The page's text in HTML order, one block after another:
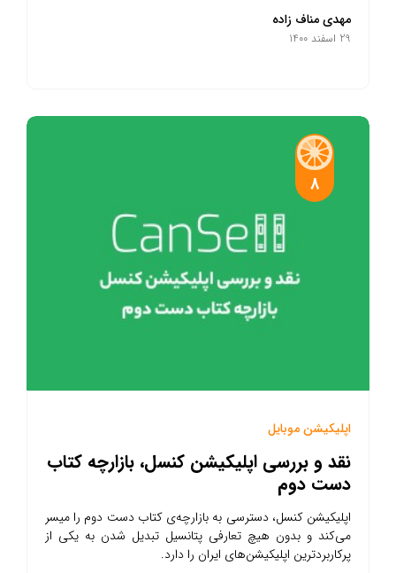
مهدی مناف زاده
29 اسفند 1400
8
اپلیکیشن موبایل
نقد و بررسی اپلیکیشن کنسل، بازارچه کتاب
دست دوم
اپلیکیشن کنسل، دسترسی به بازارچه‌ی کتاب دست دوم را میسر
می‌کند و بدون هیچ تعارفی پتانسیل تبدیل شدن به یکی از
پرکاربردترین اپلیکیشن‌های ایران را دارد.